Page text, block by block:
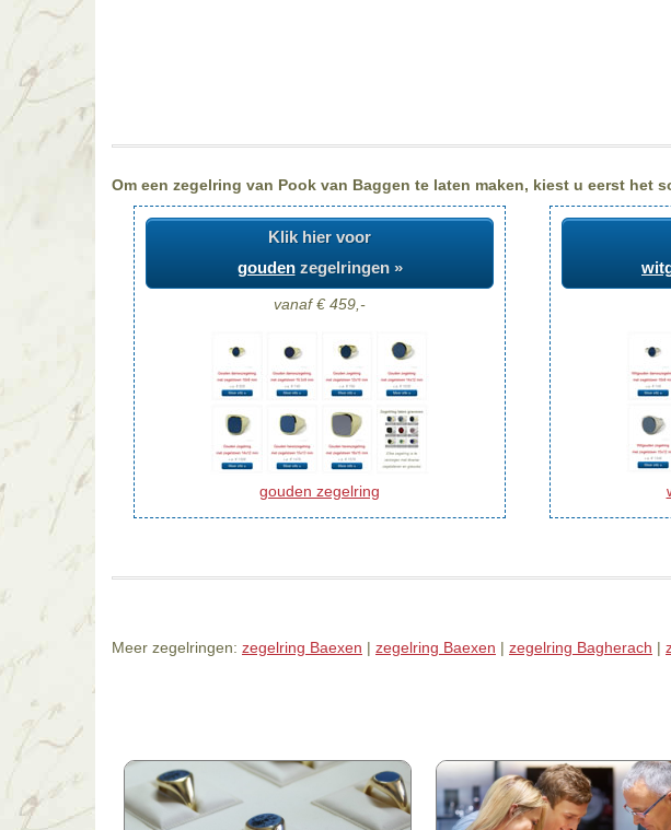
Om een zegelring van Pook van Baggen te laten maken, kiest u eerst het
Klik hier voor
goudenzegelringen »
vanaf € 459,-
gouden zegelring
Meer zegelringen: zegelring Baexen | zegelring Baexen | zegelring Bagherach |